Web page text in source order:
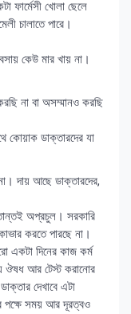
ফার্মেসী খোলা ছেলে
চালাতে পারে।
কেউ মার খায় না।
না বা অসম্মানও করছি
কোয়াক ডাক্তারদের যা
দায় আছে ডাক্তারদের,
অপ্রচুল। সরকারি
করতে পারছে না।
একটা দিনের কাজ কর্ম
ঔষধ আর টেস্ট করানোর
দেখাবে এটা
পক্ষে সময় আর দূরত্বও